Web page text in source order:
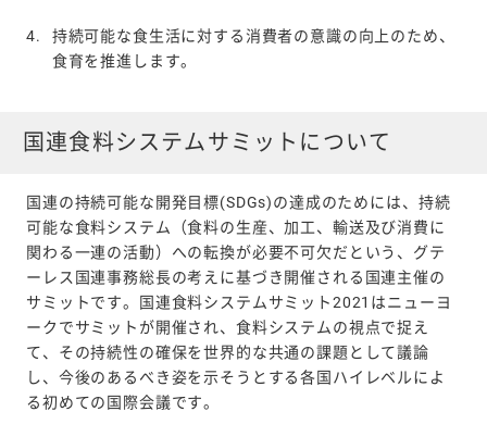
4.
持続可能な食生活に対する消費者の意識の向上のため、
食育を推進します。
国連食料システムサミットについて
国連の持続可能な開発目標(SDGs)の達成のためには、持続
可能な食料システム（食料の生産、加工、輸送及び消費に
関わる一連の活動）への転換が必要不可欠だという、グテ
ーレス国連事務総長の考えに基づき開催される国連主催の
サミットです。国連食料システムサミット2021はニューヨ
ークでサミットが開催され、食料システムの視点で捉え
て、その持続性の確保を世界的な共通の課題として議論
し、今後のあるべき姿を示そうとする各国ハイレベルによ
る初めての国際会議です。